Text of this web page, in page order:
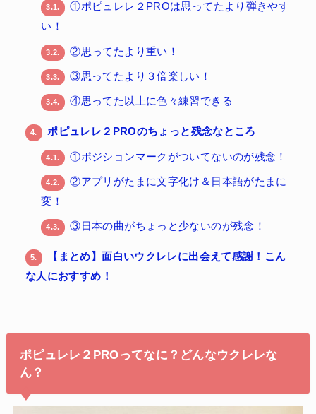
3.1.
①ポピュレレ２PROは思ってたより弾きやす
い！
3.2. ②思ってたより重い！
3.3. ③思ってたより３倍楽しい！
3.4. ④思ってた以上に色々練習できる
4. ポピュレレ２PROのちょっと残念なところ
4.1. ①ポジションマークがついてないのが残念！
4.2.
②アプリがたまに文字化け＆日本語がたまに
変！
4.3. ③日本の曲がちょっと少ないのが残念！
5.
【まとめ】面白いウクレレに出会えて感謝！こん
な人におすすめ！
ポピュレレ２PROってなに？どんなウクレレな
ん？